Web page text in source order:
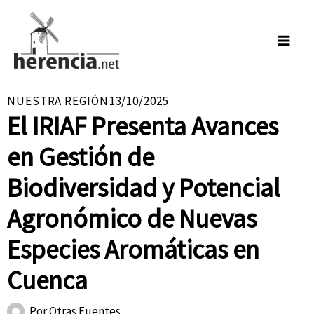
contenido
NUESTRA REGIÓN13/10/2025
El IRIAF Presenta Avances
en Gestión de
Biodiversidad y Potencial
Agronómico de Nuevas
Especies Aromáticas en
Cuenca